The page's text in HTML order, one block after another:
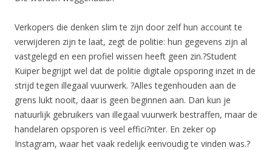
Verkopers die denken slim te zijn door zelf hun account te
verwijderen zijn te laat, zegt de politie: hun gegevens zijn al
vastgelegd en een profiel wissen heeft geen zin.?Student
Kuiper begrijpt wel dat de politie digitale opsporing inzet in de
strijd tegen illegaal vuurwerk. ?Alles tegenhouden aan de
grens lukt nooit, daar is geen beginnen aan. Dan kun je
natuurlijk gebruikers van illegaal vuurwerk bestraffen, maar de
handelaren opsporen is veel effici?nter. En zeker op
Instagram, waar het vaak redelijk eenvoudig te vinden was.?